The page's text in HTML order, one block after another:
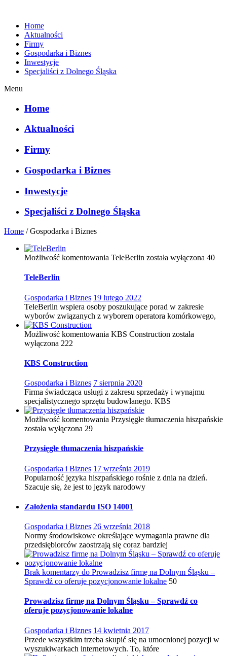
Home
Aktualności
Firmy
Gospodarka i Biznes
Inwestycje
Specjaliści z Dolnego Śląska
Menu
Home
Aktualności
Firmy
Gospodarka i Biznes
Inwestycje
Specjaliści z Dolnego Śląska
Home /Gospodarka i Biznes
Możliwość komentowania TeleBerlin została wyłączona 40
TeleBerlin
Gospodarka i Biznes 19 lutego 2022
TeleBerlin wspiera osoby poszukujące porad w zakresie
wyborów związanych z wyborem operatora komórkowego,
Możliwość komentowania KBS Construction została
wyłączona 222
KBS Construction
Gospodarka i Biznes 7 sierpnia 2020
Firma świadcząca usługi z zakresu sprzedaży i wynajmu
specjalistycznego sprzętu budowlanego. KBS
Możliwość komentowania Przysięgłe tłumaczenia hiszpańskie
została wyłączona 29
Przysięgłe tłumaczenia hiszpańskie
Gospodarka i Biznes 17 września 2019
Popularność języka hiszpańskiego rośnie z dnia na dzień.
Szacuje się, że jest to język narodowy
Założenia standardu ISO 14001
Gospodarka i Biznes 26 września 2018
Normy środowiskowe określające wymagania prawne dla
przedsiębiorców zaostrzają się coraz bardziej
Brak komentarzy do Prowadzisz firmę na Dolnym Śląsku –
Sprawdź co oferuje pozycjonowanie lokalne 50
Prowadzisz firmę na Dolnym Śląsku – Sprawdź co
oferuje pozycjonowanie lokalne
Gospodarka i Biznes 14 kwietnia 2017
Przede wszystkim trzeba skupić się na umocnionej pozycji w
wyszukiwarkach internetowych. To, które